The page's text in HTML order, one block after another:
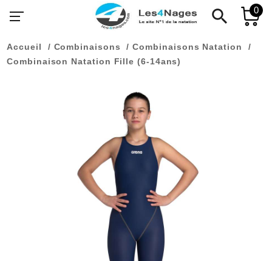
search 0
Accueil Combinaisons
Combinaisons Natation
Combinaison Natation Fille (6-14ans)